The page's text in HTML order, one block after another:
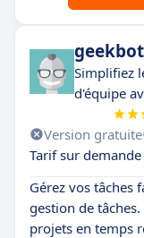
geekbot
Simplifiez
d'équipe
Version gratuite
Tarif sur demande
Gérez vos tâches
gestion de
projets en temps